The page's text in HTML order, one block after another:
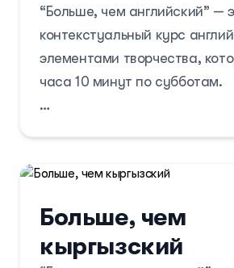
“Больше, чем английский” —
контекстуальный курс
элементами творчества,
часа 10 минут по субботам.
письмо и говорение) с
и материалы для развития
Drama Classes.
Больше, чем
кыргызский